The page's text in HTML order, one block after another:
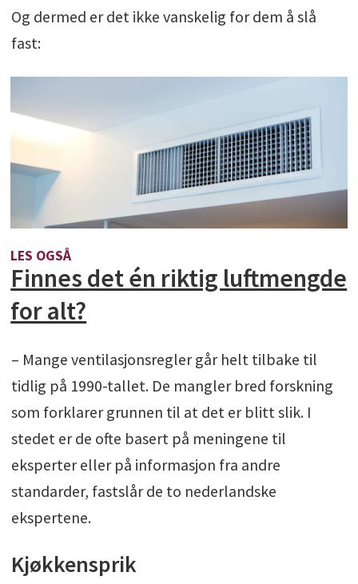
Og dermed er det ikke vanskelig for dem å slå
fast:
LES OGSÅ
Finnes det én riktig luftmengde
for alt?
– Mange ventilasjonsregler går helt tilbake til
tidlig på 1990-tallet. De mangler bred forskning
som forklarer grunnen til at det er blitt slik. I
stedet er de ofte basert på meningene til
eksperter eller på informasjon fra andre
standarder, fastslår de to nederlandske
ekspertene.
Kjøkkensprik